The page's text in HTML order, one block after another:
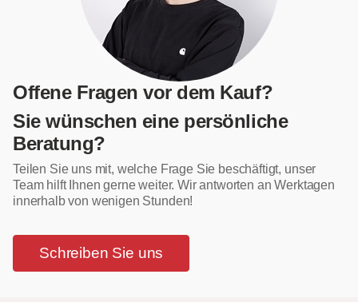
Offene Fragen vor dem Kauf?
Sie wünschen eine persönliche
Beratung?
Teilen Sie uns mit, welche Frage Sie beschäftigt, unser
Team hilft Ihnen gerne weiter. Wir antworten an Werktagen
innerhalb von wenigen Stunden!
Schreiben Sie uns